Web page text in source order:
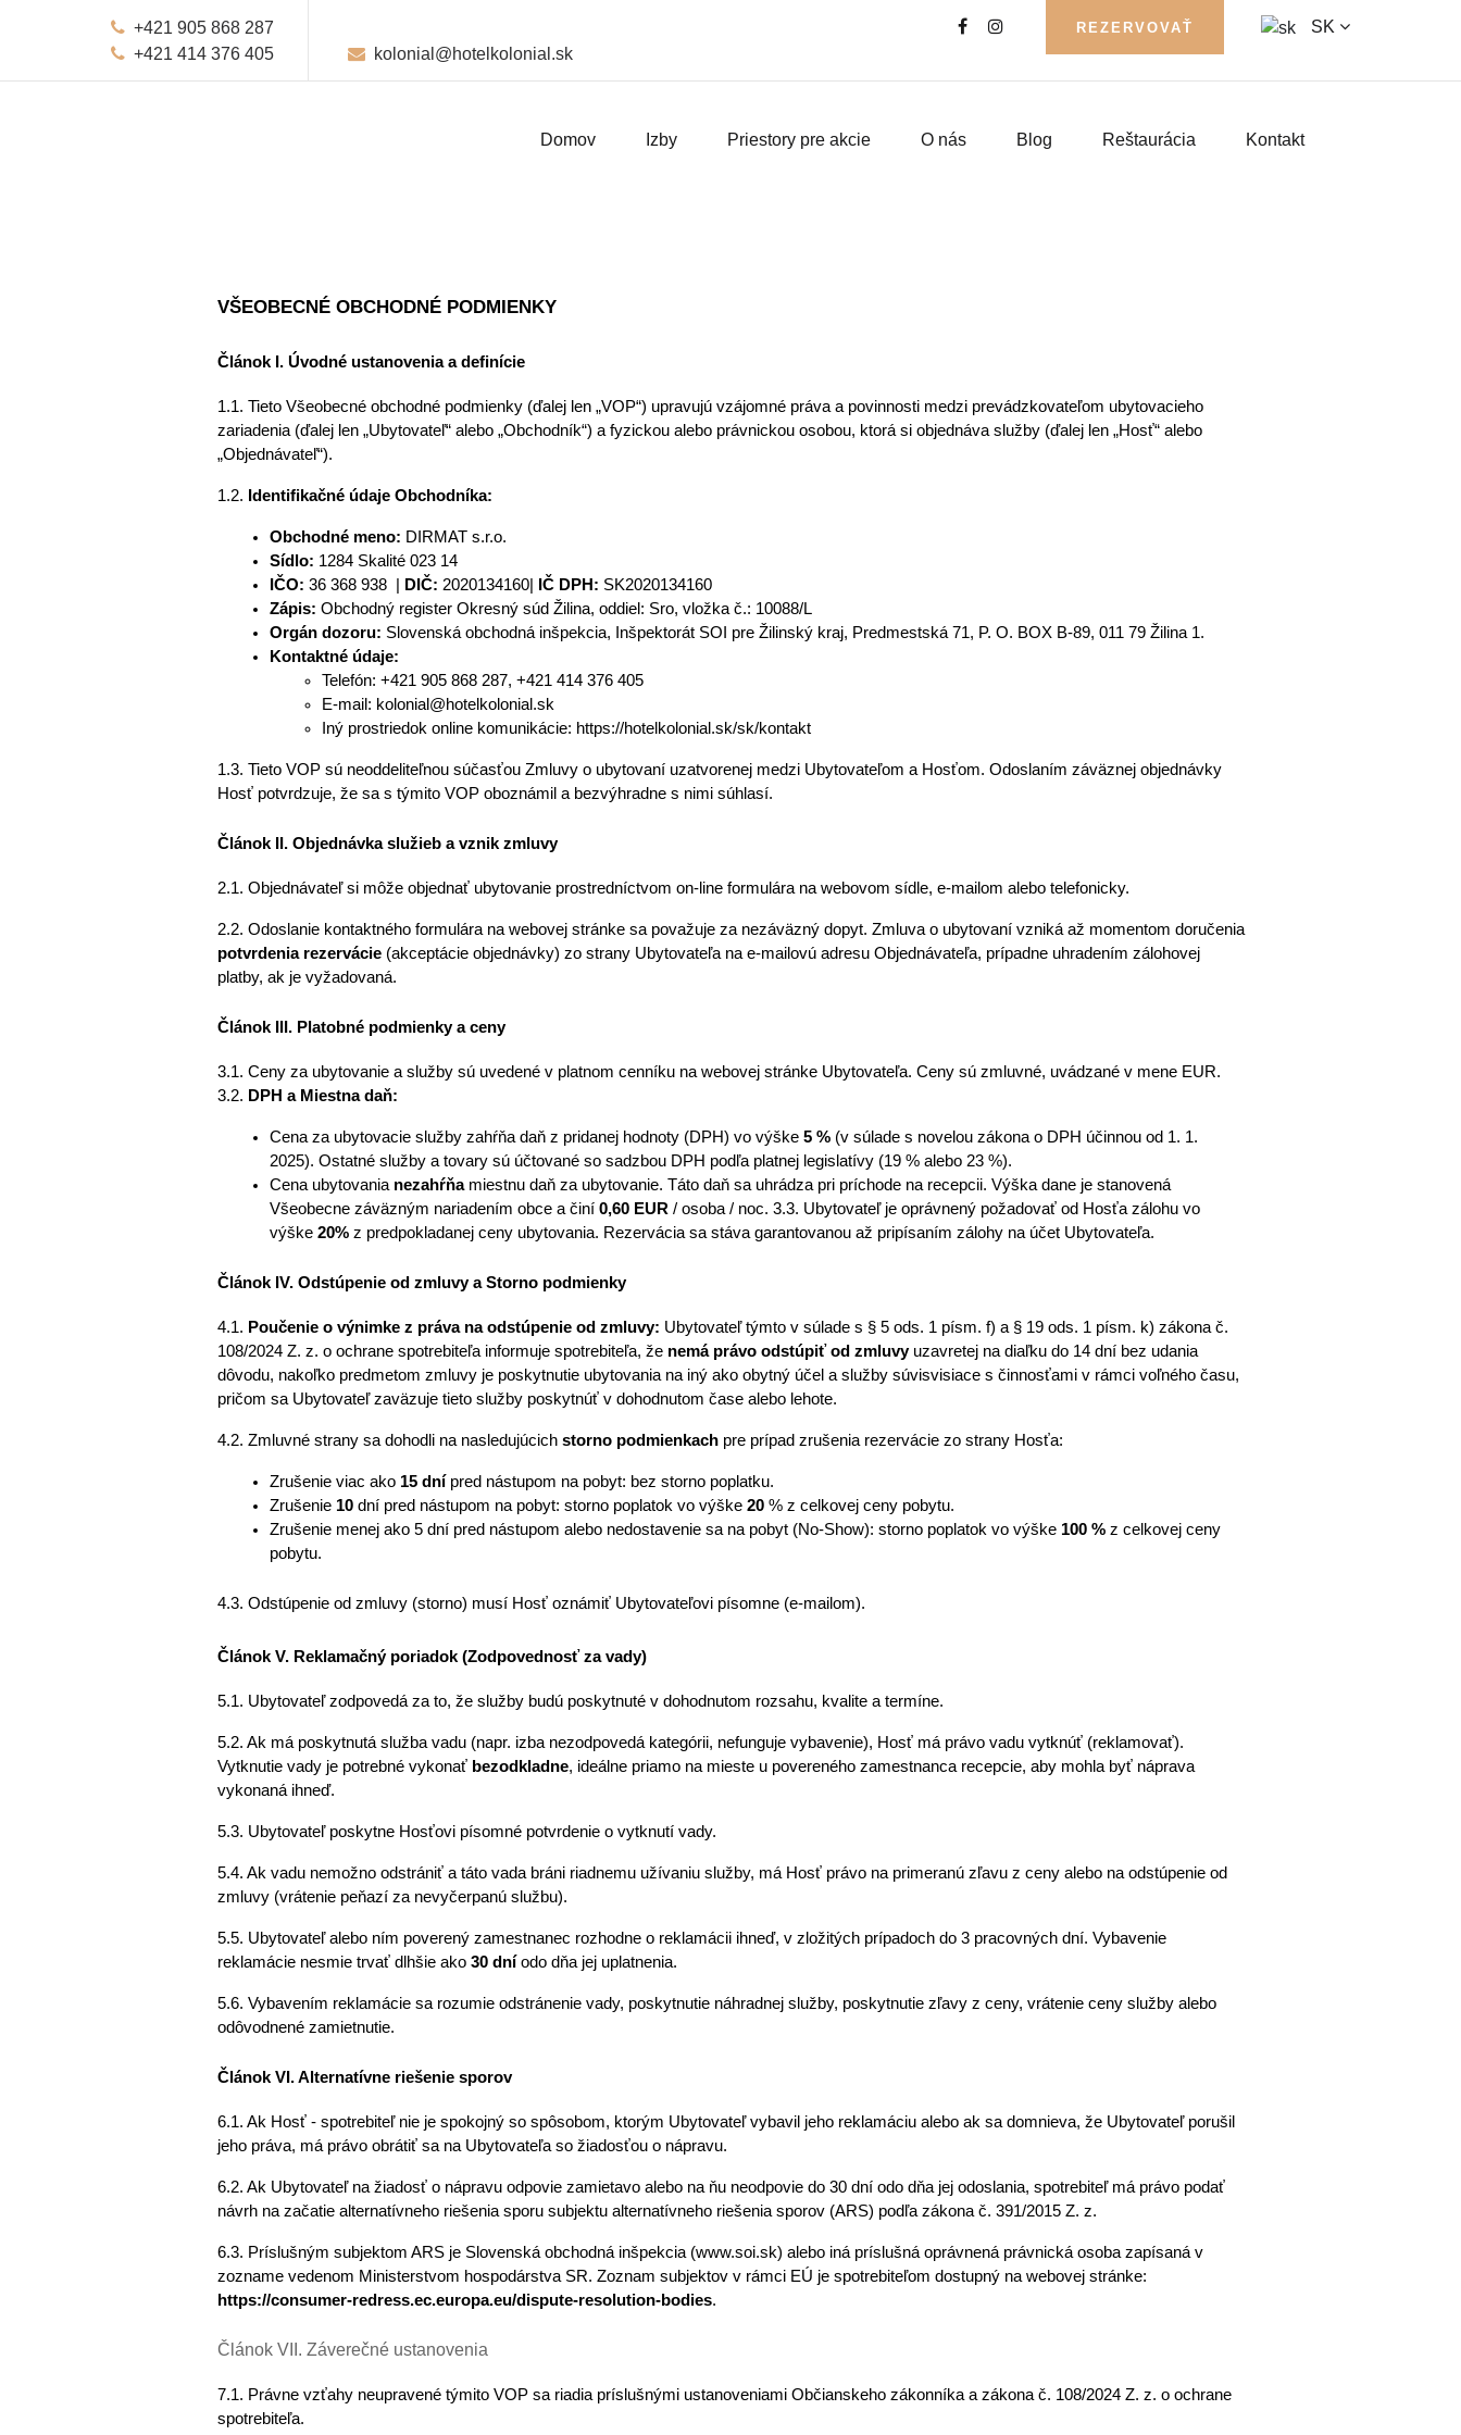
+421 905 868 287
+421 414 376 405
kolonial@hotelkolonial.sk
REZERVOVAŤ SK
Domov Izby Priestory pre akcie O nás Blog Reštaurácia Kontakt
VŠEOBECNÉ OBCHODNÉ PODMIENKY
Článok I. Úvodné ustanovenia a definície
1.1. Tieto Všeobecné obchodné podmienky (ďalej len „VOP“) upravujú vzájomné práva a povinnosti medzi prevádzkovateľom ubytovacieho
zariadenia (ďalej len „Ubytovateľ“ alebo „Obchodník“) a fyzickou alebo právnickou osobou, ktorá si objednáva služby (ďalej len „Hosť“ alebo
„Objednávateľ“).
1.2. Identifikačné údaje Obchodníka:
Obchodné meno: DIRMAT s.r.o.
Sídlo: 1284 Skalité 023 14
IČO: 36 368 938 DIČ: 2020134160| IČ DPH: SK2020134160
Zápis: Obchodný register Okresný súd Žilina, oddiel: Sro, vložka č.: 10088/L
Orgán dozoru: Slovenská obchodná inšpekcia, Inšpektorát SOI pre Žilinský kraj, Predmestská 71, P. O. BOX B-89, 011 79 Žilina 1.
Kontaktné údaje:
Telefón: +421 905 868 287, +421 414 376 405
E-mail: kolonial@hotelkolonial.sk
Iný prostriedok online komunikácie: https://hotelkolonial.sk/sk/kontakt
1.3. Tieto VOP sú neoddeliteľnou súčasťou Zmluvy o ubytovaní uzatvorenej medzi Ubytovateľom a Hosťom. Odoslaním záväznej objednávky
Hosť potvrdzuje, že sa s týmito VOP oboznámil a bezvýhradne s nimi súhlasí.
Článok II. Objednávka služieb a vznik zmluvy
2.1. Objednávateľ si môže objednať ubytovanie prostredníctvom on-line formulára na webovom sídle, e-mailom alebo telefonicky.
2.2. Odoslanie kontaktného formulára na webovej stránke sa považuje za nezáväzný dopyt. Zmluva o ubytovaní vzniká až momentom doručenia
potvrdenia rezervácie (akceptácie objednávky) zo strany Ubytovateľa na e-mailovú adresu Objednávateľa, prípadne uhradením zálohovej
platby, ak je vyžadovaná.
Článok III. Platobné podmienky a ceny
3.1. Ceny za ubytovanie a služby sú uvedené v platnom cenníku na webovej stránke Ubytovateľa. Ceny sú zmluvné, uvádzané v mene EUR.
3.2. DPH a Miestna daň:
Cena za ubytovacie služby zahŕňa daň z pridanej hodnoty (DPH) vo výške 5 % (v súlade s novelou zákona o DPH účinnou od 1. 1.
2025). Ostatné služby a tovary sú účtované so sadzbou DPH podľa platnej legislatívy (19 % alebo 23 %).
Cena ubytovania nezahŕňa miestnu daň za ubytovanie. Táto daň sa uhrádza pri príchode na recepcii. Výška dane je stanovená
Všeobecne záväzným nariadením obce a činí 0,60 EUR / osoba / noc. 3.3. Ubytovateľ je oprávnený požadovať od Hosťa zálohu vo
výške 20% z predpokladanej ceny ubytovania. Rezervácia sa stáva garantovanou až pripísaním zálohy na účet Ubytovateľa.
Článok IV. Odstúpenie od zmluvy a Storno podmienky
4.1. Poučenie o výnimke z práva na odstúpenie od zmluvy: Ubytovateľ týmto v súlade s § 5 ods. 1 písm. f) a § 19 ods. 1 písm. k) zákona č.
108/2024 Z. z. o ochrane spotrebiteľa informuje spotrebiteľa, že nemá právo odstúpiť od zmluvy uzavretej na diaľku do 14 dní bez udania
dôvodu, nakoľko predmetom zmluvy je poskytnutie ubytovania na iný ako obytný účel a služby súvisvisiace s činnosťami v rámci voľného času,
pričom sa Ubytovateľ zaväzuje tieto služby poskytnúť v dohodnutom čase alebo lehote.
4.2. Zmluvné strany sa dohodli na nasledujúcich storno podmienkach pre prípad zrušenia rezervácie zo strany Hosťa:
Zrušenie viac ako 15 dní pred nástupom na pobyt: bez storno poplatku.
Zrušenie 10 dní pred nástupom na pobyt: storno poplatok vo výške 20 % z celkovej ceny pobytu.
Zrušenie menej ako 5 dní pred nástupom alebo nedostavenie sa na pobyt (No-Show): storno poplatok vo výške 100 % z celkovej ceny
pobytu.
4.3. Odstúpenie od zmluvy (storno) musí Hosť oznámiť Ubytovateľovi písomne (e-mailom).
Článok V. Reklamačný poriadok (Zodpovednosť za vady)
5.1. Ubytovateľ zodpovedá za to, že služby budú poskytnuté v dohodnutom rozsahu, kvalite a termíne.
5.2. Ak má poskytnutá služba vadu (napr. izba nezodpovedá kategórii, nefunguje vybavenie), Hosť má právo vadu vytknúť (reklamovať).
Vytknutie vady je potrebné vykonať bezodkladne, ideálne priamo na mieste u povereného zamestnanca recepcie, aby mohla byť náprava
vykonaná ihneď.
5.3. Ubytovateľ poskytne Hosťovi písomné potvrdenie o vytknutí vady.
5.4. Ak vadu nemožno odstrániť a táto vada bráni riadnemu užívaniu služby, má Hosť právo na primeranú zľavu z ceny alebo na odstúpenie od
zmluvy (vrátenie peňazí za nevyčerpanú službu).
5.5. Ubytovateľ alebo ním poverený zamestnanec rozhodne o reklamácii ihneď, v zložitých prípadoch do 3 pracovných dní. Vybavenie
reklamácie nesmie trvať dlhšie ako 30 dní odo dňa jej uplatnenia.
5.6. Vybavením reklamácie sa rozumie odstránenie vady, poskytnutie náhradnej služby, poskytnutie zľavy z ceny, vrátenie ceny služby alebo
odôvodnené zamietnutie.
Článok VI. Alternatívne riešenie sporov
6.1. Ak Hosť - spotrebiteľ nie je spokojný so spôsobom, ktorým Ubytovateľ vybavil jeho reklamáciu alebo ak sa domnieva, že Ubytovateľ porušil
jeho práva, má právo obrátiť sa na Ubytovateľa so žiadosťou o nápravu.
6.2. Ak Ubytovateľ na žiadosť o nápravu odpovie zamietavo alebo na ňu neodpovie do 30 dní odo dňa jej odoslania, spotrebiteľ má právo podať
návrh na začatie alternatívneho riešenia sporu subjektu alternatívneho riešenia sporov (ARS) podľa zákona č. 391/2015 Z. z.
6.3. Príslušným subjektom ARS je Slovenská obchodná inšpekcia (www.soi.sk) alebo iná príslušná oprávnená právnická osoba zapísaná v
https://consumer-redress.ec.europa.eu/dispute-resolution-bodies.
Článok VII. Záverečné ustanovenia
7.1. Právne vzťahy neupravené týmito VOP sa riadia príslušnými ustanoveniami Občianskeho zákonníka a zákona č. 108/2024 Z. z. o ochrane
spotrebiteľa.